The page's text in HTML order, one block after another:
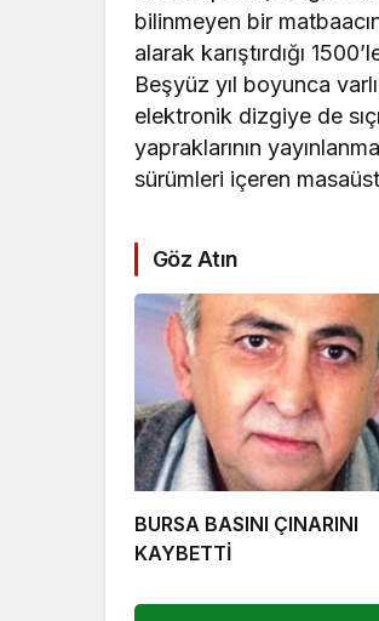
bilinmeyen bir
alarak karıştırdığı
Beşyüz yıl boyunca
elektronik dizgiye de
yapraklarının
sürümleri içeren
Göz Atın
BURSA BASINI ÇINARINI
KAYBETTİ